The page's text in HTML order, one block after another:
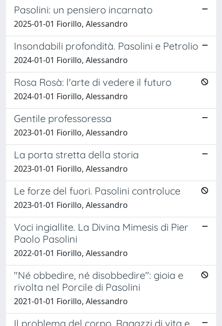
Pasolini: un pensiero incarnato
2025-01-01 Fiorillo, Alessandro
Insondabili profondità. Pasolini e Petrolio
2024-01-01 Fiorillo, Alessandro
Rosa Rosà: l'arte di vedere il futuro
2024-01-01 Fiorillo, Alessandro
Gentile professoressa
2023-01-01 Fiorillo, Alessandro
La porta stretta della storia
2023-01-01 Fiorillo, Alessandro
Le forze del fuori. Pasolini controluce
2023-01-01 Fiorillo, Alessandro
Voci ingiallite. La Divina Mimesis di Pier
Paolo Pasolini
2022-01-01 Fiorillo, Alessandro
"Né obbedire, né disobbedire": gioia e
rivolta nel Porcile di Pasolini
2021-01-01 Fiorillo, Alessandro
Il problema del corpo. Ragazzi di vita e